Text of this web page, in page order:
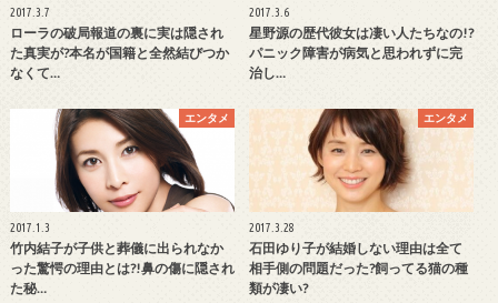
2017.3.7
ローラの破局報道の裏に実は隠され
た真実が?本名が国籍と全然結びつか
なくて…
2017.3.6
星野源の歴代彼女は凄い人たちなの!?
パニック障害が病気と思われずに完
治し…
エンタメ
2017.1.3
竹内結子が子供と葬儀に出られなか
った驚愕の理由とは?!鼻の傷に隠され
た秘…
エンタメ
2017.3.28
石田ゆり子が結婚しない理由は全て
相手側の問題だった?飼ってる猫の種
類が凄い?